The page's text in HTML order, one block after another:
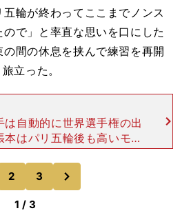
輪が終わってここまでノンス
ので」と率直な思いを口にした
間の休息を挟んで練習を再開
立った。
自動的に世界選手権の出
はパリ五輪後も高いモチ
た。その証拠に、昨年10
ナ大会でシングルス優勝。
世界ラン
2 3
1 / 3